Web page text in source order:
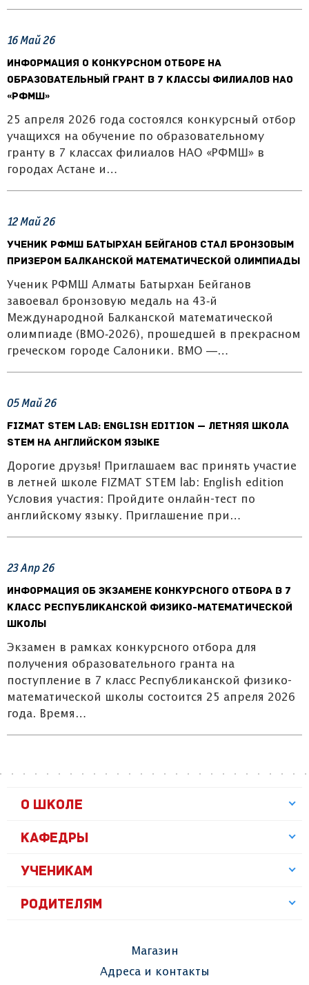
16Май26
Информация о конкурсном отборе на
образовательный грант в 7 классы филиалов НАО
«РФМШ»
25 апреля 2026 года состоялся конкурсный отбор
учащихся на обучение по образовательному
гранту в 7 классах филиалов НАО «РФМШ» в
городах Астане и…
12Май26
Ученик РФМШ Батырхан Бейганов стал бронзовым
призером Балканской математической олимпиады
Ученик РФМШ Алматы Батырхан Бейганов
завоевал бронзовую медаль на 43‑й
Международной Балканской математической
олимпиаде (BMO‑2026), прошедшей в прекрасном
греческом городе Салоники. BMO —…
05Май26
FIZMAT STEM Lab: English Edition — летняя школа
STEM на английском языке
Дорогие друзья! Приглашаем вас принять участие
в летней школе FIZMAT STEM lab: English edition
Условия участия: Пройдите онлайн-тест по
английскому языку. Приглашение при…
23Апр26
Информация об экзамене конкурсного отбора в 7
класс Республиканской физико-математической
школы
Экзамен в рамках конкурсного отбора для
получения образовательного гранта на
поступление в 7 класс Республиканской физико-
математической школы состоится 25 апреля 2026
года. Время…
О ШКОЛЕ
КАФЕДРЫ
УЧЕНИКАМ
РОДИТЕЛЯМ
Магазин
Адреса и контакты